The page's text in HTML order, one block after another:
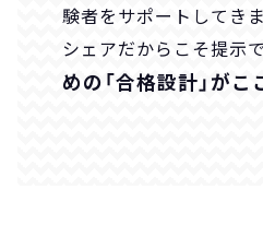
験者をサポートしてき
シェアだからこそ提示で
めの「合格設計」が